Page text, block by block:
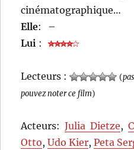
cinématographique…
Elle:
–
Lui :
Lecteurs : (
pouvez noter ce film)
Acteurs:Julia Dietze,
Otto,Udo Kier,Peta